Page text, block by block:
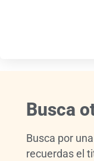
Busca
Busca por
recuerdas el